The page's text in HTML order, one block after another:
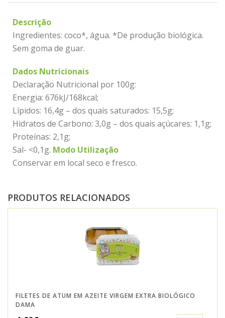
Descrição
Ingredientes: coco*, água. *De produção biológica.
Sem goma de guar.
Dados Nutricionais
Declaração Nutricional por 100g:
Energia: 676kJ/168kcal;
Lípidos: 16,4g – dos quais saturados: 15,5g;
Hidratos de Carbono: 3,0g – dos quais açúcares: 1,1g;
Proteínas: 2,1g;
Sal- <0,1g. Modo Utilização
Conservar em local seco e fresco.
PRODUTOS RELACIONADOS
FILETES DE ATUM EM AZEITE VIRGEM EXTRA BIOLÓGICO
DAMA